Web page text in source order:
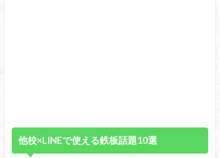
他校×LINEで使える鉄板話題10選